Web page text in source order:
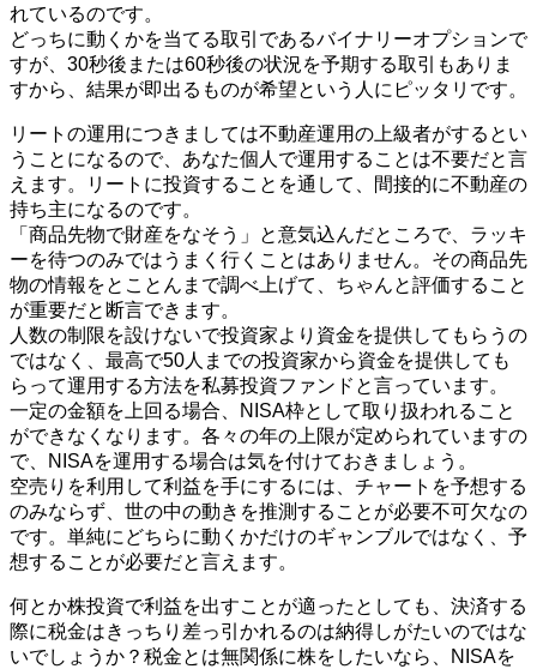
れているのです。
どっちに動くかを当てる取引であるバイナリーオプションで
すが、30秒後または60秒後の状況を予期する取引もありま
すから、結果が即出るものが希望という人にピッタリです。
リートの運用につきましては不動産運用の上級者がするとい
うことになるので、あなた個人で運用することは不要だと言
えます。リートに投資することを通して、間接的に不動産の
持ち主になるのです。
「商品先物で財産をなそう」と意気込んだところで、ラッキ
ーを待つのみではうまく行くことはありません。その商品先
物の情報をとことんまで調べ上げて、ちゃんと評価すること
が重要だと断言できます。
人数の制限を設けないで投資家より資金を提供してもらうの
ではなく、最高で50人までの投資家から資金を提供しても
らって運用する方法を私募投資ファンドと言っています。
一定の金額を上回る場合、NISA枠として取り扱われること
ができなくなります。各々の年の上限が定められていますの
で、NISAを運用する場合は気を付けておきましょう。
空売りを利用して利益を手にするには、チャートを予想する
のみならず、世の中の動きを推測することが必要不可欠なの
です。単純にどちらに動くかだけのギャンブルではなく、予
想することが必要だと言えます。
何とか株投資で利益を出すことが適ったとしても、決済する
際に税金はきっちり差っ引かれるのは納得しがたいのではな
いでしょうか？税金とは無関係に株をしたいなら、NISAを